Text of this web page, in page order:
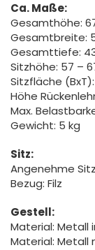
Ca. Maße:
Gesamthöhe:
Gesamtbreite:
Gesamttiefe:
Sitzhöhe: 57 –
Sitzfläche
Höhe
Max.
Gewicht: 5 kg
Sitz:
Angenehme
Bezug: Filz
Gestell:
Material: Metall
Material: Metall